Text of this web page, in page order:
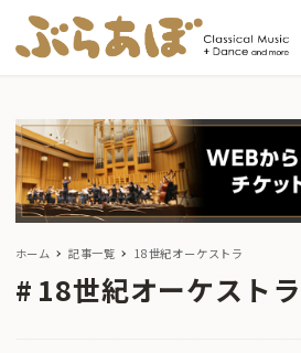
ホーム 記事一覧 18世紀オーケストラ
18世紀オーケストラ